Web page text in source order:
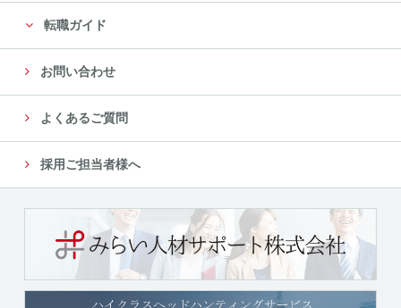
転職ガイド
お問い合わせ
よくあるご質問
採用ご担当者様へ